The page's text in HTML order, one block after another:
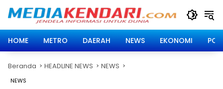
HOME
METRO DAERAH NEWS EKONOMI
Beranda HEADLINE NEWS NEWS
NEWS